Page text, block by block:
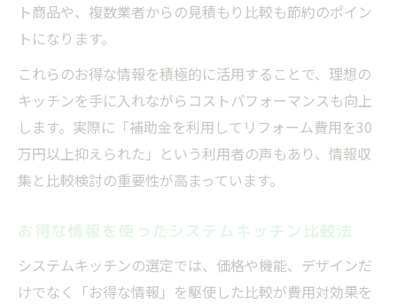
ト商品や、複数業者からの見積もり比較も節約のポイン
トになります。
これらのお得な情報を積極的に活用することで、理想の
キッチンを手に入れながらコストパフォーマンスも向上
します。実際に「補助金を利用してリフォーム費用を30
万円以上抑えられた」という利用者の声もあり、情報収
集と比較検討の重要性が高まっています。
お得な情報を使ったシステムキッチン比較法
システムキッチンの選定では、価格や機能、デザインだ
けでなく「お得な情報」を駆使した比較が費用対効果を